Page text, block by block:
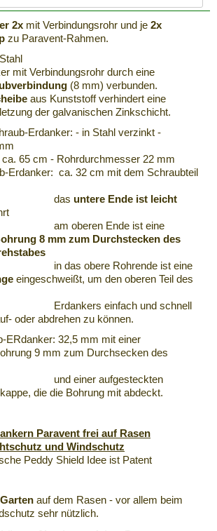
2x mit Verbindungsrohr und je 2x
zu Paravent-Rahmen.
mit Verbindungsrohr durch eine
(8 mm) verbunden.
aus Kunststoff verhindert eine
der galvanischen Zinkschicht.
Erdanker: - in Stahl verzinkt -
65 cm - Rohrdurchmesser 22 mm
Erdanker: ca. 32 cm mit dem Schraubteil
untere Ende ist leicht
Ende ist eine
8 mm zum Durchstecken des
Rohrende ist eine
eingeschweißt, um den oberen Teil des
einfach und schnell
oder abdrehen zu können.
ERdanker: 32,5 mm mit einer
9 mm zum Durchsecken des
aufgesteckten
die die Bohrung mit abdeckt.
Paravent frei auf Rasen
und Windschutz
Peddy Shield Idee ist Patent
auf dem Rasen - vor allem beim
sehr nützlich.